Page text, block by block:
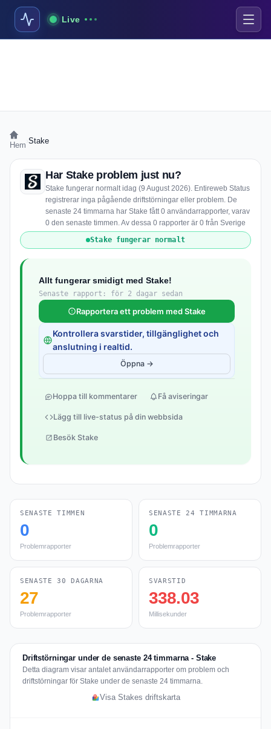
Live
Hem Stake
Har Stake problem just nu?
Stake fungerar normalt idag (9 August 2026). Entireweb Status
registrerar inga pågående driftstörningar eller problem. De
senaste 24 timmarna har Stake fått 0 användarrapporter, varav
0 den senaste timmen. Av dessa 0 rapporter är 0 från Sverige
Stake fungerar normalt
Allt fungerar smidigt med Stake!
Senaste rapport: för 2 dagar sedan
Rapportera ett problem med Stake
Kontrollera svarstider, tillgänglighet och
anslutning i realtid.
Öppna →
Hoppa till kommentarer Få aviseringar
Lägg till live-status på din webbsida
Besök Stake
SENASTE TIMMEN
0
Problemrapporter
SENASTE 24 TIMMARNA
0
Problemrapporter
SENASTE 30 DAGARNA
27
Problemrapporter
SVARSTID
338.03
Millisekunder
Driftstörningar under de senaste 24 timmarna - Stake
Detta diagram visar antalet användarrapporter om problem och
driftstörningar för Stake under de senaste 24 timmarna.
Visa Stakes driftskarta